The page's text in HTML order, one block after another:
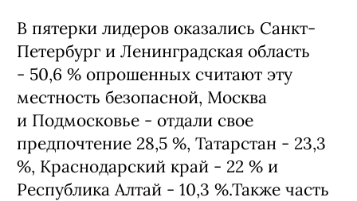
В пятерки лидеров оказались Санкт-
Петербург и Ленинградская область
- 50,6 % опрошенных считают эту
местность безопасной, Москва
и Подмосковье - отдали свое
предпочтение 28,5 %, Татарстан - 23,3
%, Краснодарский край - 22 % и
Республика Алтай - 10,3 %.Также часть